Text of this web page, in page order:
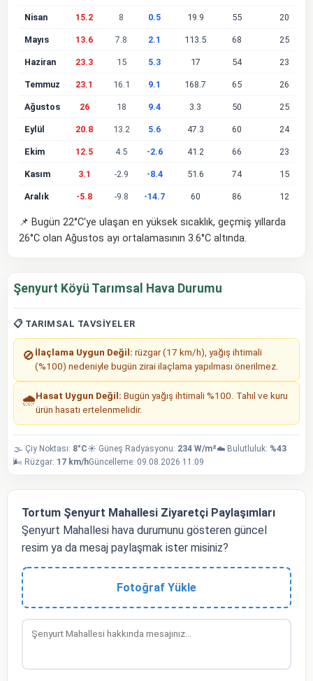
Nisan 15.2 8 0.5 19.9 55 20
Mayıs 13.6 7.8 2.1 113.5 68 25
Haziran 23.3 15 5.3 17 54 23
Temmuz 23.1 16.1 9.1 168.7 65 26
Ağustos 26 18 9.4 3.3 50 25
Eylül 20.8 13.2 5.6 47.3 60 24
Ekim 12.5 4.5 -2.6 41.2 66 23
Kasım 3.1 -2.9 -8.4 51.6 74 15
Aralık -5.8 -9.8 -14.7 60 86 12
📌 Bugün 22°C'ye ulaşan en yüksek sıcaklık, geçmiş yıllarda
26°C olan Ağustos ayı ortalamasının 3.6°C altında.
Şenyurt Köyü Tarımsal Hava Durumu
📋 TARIMSAL TAVSIYELER
🚫 İlaçlama Uygun Değil: rüzgar (17 km/h), yağış ihtimali
(%100) nedeniyle bugün zirai ilaçlama yapılması önerilmez.
🌧️Hasat Uygun Değil: Bugün yağış ihtimali %100. Tahıl ve kuru
ürün hasatı ertelenmelidir.
🌫️ Çiy Noktası: 8°C☀️ Güneş Radyasyonu: 234 W/m²☁️ Bulutluluk: %43
🌬️ Rüzgar: 17 km/hGüncelleme: 09.08.2026 11:09
Tortum Şenyurt Mahallesi Ziyaretçi Paylaşımları
Şenyurt Mahallesi hava durumunu gösteren güncel
resim ya da mesaj paylaşmak ister misiniz?
Fotoğraf Yükle